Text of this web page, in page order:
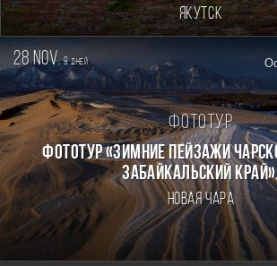
Якутск
28 nov.9дней
Фототур
Фототур «Зимние пейзажи
Забайкальский
Новая Чара